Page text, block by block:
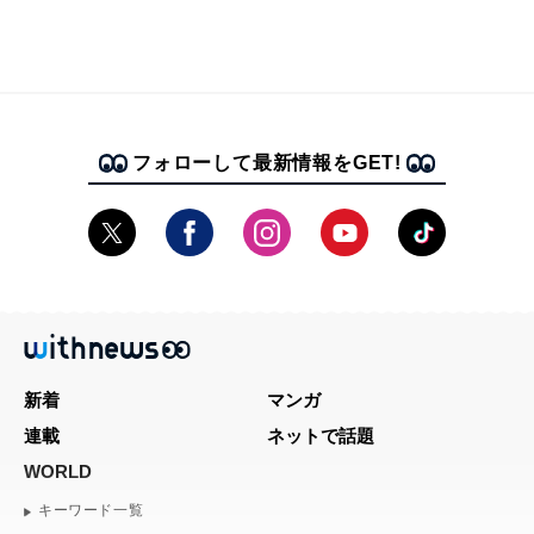
フォローして最新情報をGET!
新着
マンガ
連載
ネットで話題
WORLD
キーワード一覧